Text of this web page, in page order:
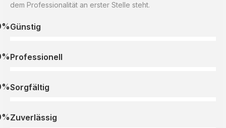
dem Professionalität an erster Stelle steht.
Günstig
Professionell
Sorgfältig
Zuverlässig